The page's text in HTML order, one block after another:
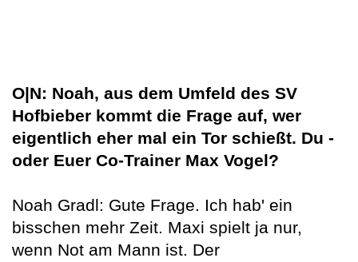
O|N: Noah, aus dem Umfeld des SV
Hofbieber kommt die Frage auf, wer
eigentlich eher mal ein Tor schießt. Du -
oder Euer Co-Trainer Max Vogel?
Noah Gradl: Gute Frage. Ich hab' ein
bisschen mehr Zeit. Maxi spielt ja nur,
wenn Not am Mann ist. Der